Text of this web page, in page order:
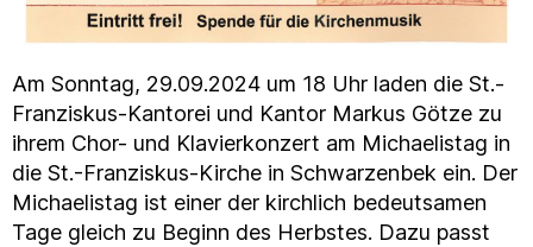
Am Sonntag, 29.09.2024 um 18 Uhr laden die St.-
Franziskus-Kantorei und Kantor Markus Götze zu
ihrem Chor- und Klavierkonzert am Michaelistag in
die St.-Franziskus-Kirche in Schwarzenbek ein. Der
Michaelistag ist einer der kirchlich bedeutsamen
Tage gleich zu Beginn des Herbstes. Dazu passt